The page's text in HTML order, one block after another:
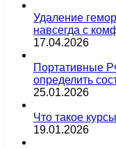
Удаление
навсегда с
17.04.2026
Портативные
определить
25.01.2026
Что такое
19.01.2026